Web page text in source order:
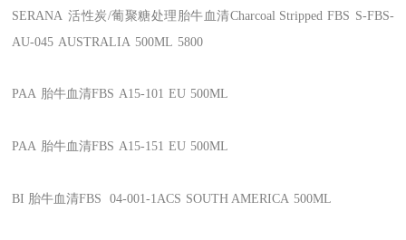
SERANA 活性炭/葡聚糖处理胎牛血清Charcoal Stripped FBS S-FBS-
AU-045 AUSTRALIA 500ML 5800
PAA 胎牛血清FBS A15-101 EU 500ML
PAA 胎牛血清FBS A15-151 EU 500ML
BI 胎牛血清FBS 04-001-1ACS SOUTH AMERICA 500ML